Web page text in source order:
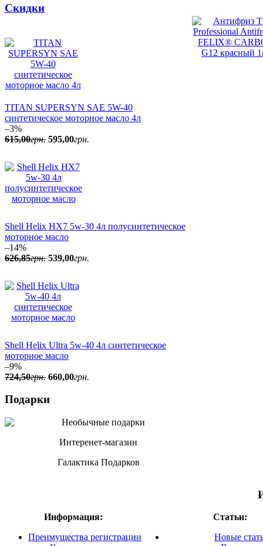
Скидки
TITAN SUPERSYN SAE 5W-40
синтетическое моторное масло 4л
–3%
615,00грн. 595,00грн.
Shell Helix HX7 5w-30 4л полусинтетическое
моторное масло
–14%
626,85грн. 539,00грн.
Shell Helix Ultra 5w-40 4л синтетическое
моторное масло
–9%
724,50грн. 660,00грн.
Подарки
Интеренет-магазин
Галактика Подарков
Информация:
Преимущества регистрации
Статьи:
Новые